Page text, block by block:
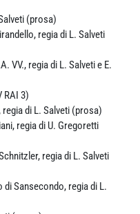
(prosa)
regia di L. Salveti
VV., regia di L. Salveti e E.
RAI 3)
regia di L. Salveti (prosa)
regia di U. Gregoretti
regia di L. Salveti
di Sansecondo, regia di L.